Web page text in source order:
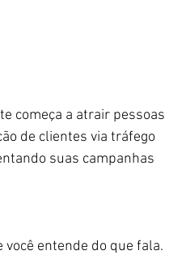
começa a atrair pessoas
de clientes via tráfego
suas campanhas
entende do que fala.